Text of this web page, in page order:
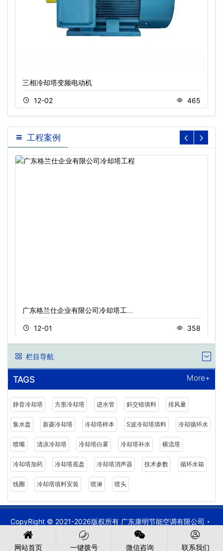
三相冷却塔变频电动机
12-02 465
工程案例
广东格兰仕企业有限公司冷却塔工…
12-01 358
栏目导航
TAGS More+
静音冷却塔 方形冷却塔 进水管 斜交错填料 排风量
集水盘 新菱冷却塔 冷却塔样本 S波冷却塔填料 冷却循环水
喷嘴 清凉冷却塔 冷却塔白雾 冷却塔补水 横流塔
冷却塔加药 冷却塔底盘 冷却塔消声器 技术参数 循环水箱
线圈 冷却塔填料安装 喷淋 喷头
CopyRight © 2021-2026版权所有 广东康明节能空调有限公司
备案号:粤ICP备2021149527号
粤公网安备 44030902003387号
网站首页 一键拨号 微信咨询 联系我们